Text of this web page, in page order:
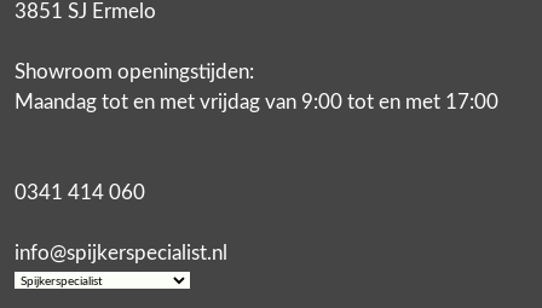
3851 SJ Ermelo
Showroom openingstijden:
Maandag tot en met vrijdag van 9:00 tot en met 17:00
0341 414 060
info@spijkerspecialist.nl